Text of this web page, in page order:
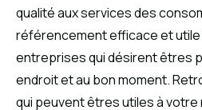
qualité aux services des
référencement efficace et
entreprises qui désirent êtres
endroit et au bon moment.
qui peuvent êtres utiles à